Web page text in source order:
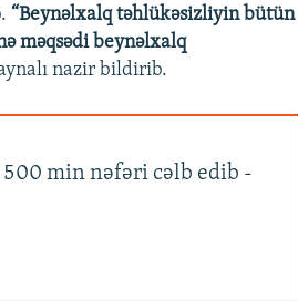
“Beynəlxalq təhlükəsizliyin bütün
məqsədi beynəlxalq
nazir bildirib.
min nəfəri cəlb edib -